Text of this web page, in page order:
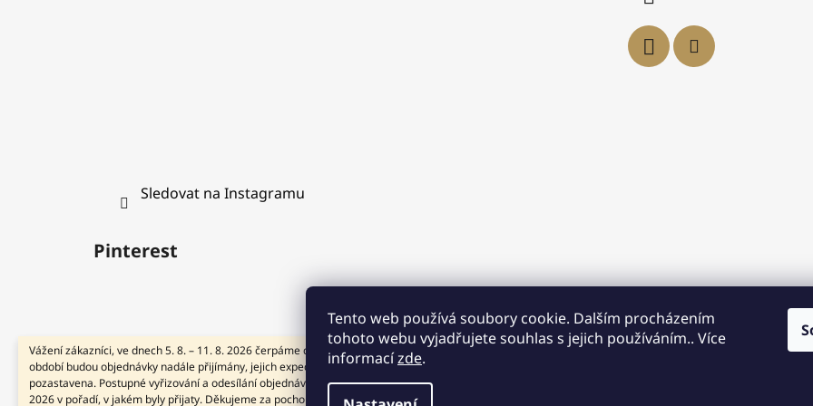
Tento web používá soubory cookie. Dalším procházením
tohoto webu vyjadřujete souhlas s jejich používáním.. Více
informacízde.
Vážení zákazníci, ve dnech 5. 8. – 11. 8. 2026 čerpáme dovolenou. V tomto
období budou objednávky nadále přijímány, jejich expedice však bude dočasně
pozastavena. Postupné vyřizování a odesílání objednávek zahájíme od 12. 8.
2026 v pořadí, v jakém byly přijaty. Děkujeme za pochopení a přejeme Vám
Sledovat na Instagramu
Pinterest